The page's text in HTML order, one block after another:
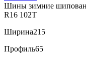
Шины зимние
R16 102T
Ширина215
Профиль65